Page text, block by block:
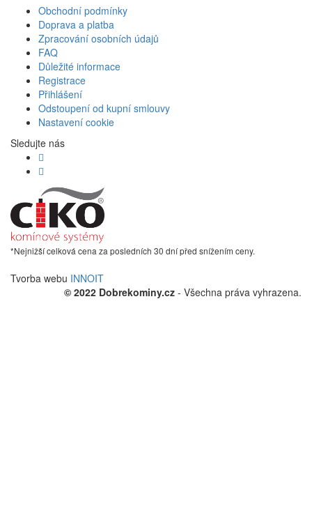
Obchodní podmínky
Doprava a platba
Zpracování osobních údajů
FAQ
Důležité informace
Registrace
Přihlášení
Odstoupení od kupní smlouvy
Nastavení cookie
Sledujte nás
*Nejnižší celková cena za posledních 30 dní před snížením ceny.
Tvorba webu INNOIT
© 2022 Dobrekominy.cz - Všechna práva vyhrazena.